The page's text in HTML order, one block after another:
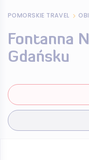
POMORSKIE TRAVEL
Fontanna
Gdańsku